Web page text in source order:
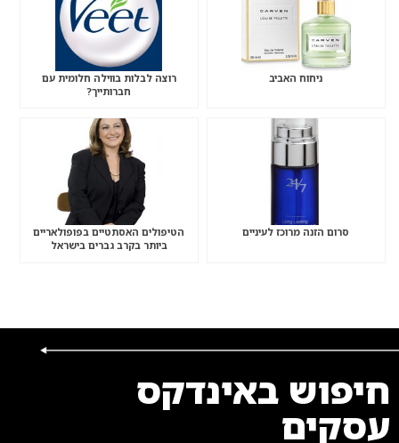
ניחוח האביב
רוצה לבלות בווילה חלומית עם
חברותייך?
סרום הזנה מרוכז לעיניים
הטיפולים האסתטיים בפופולאריים
ביותר בקרב גברים בישראל
חיפוש באינדקס
עסקים